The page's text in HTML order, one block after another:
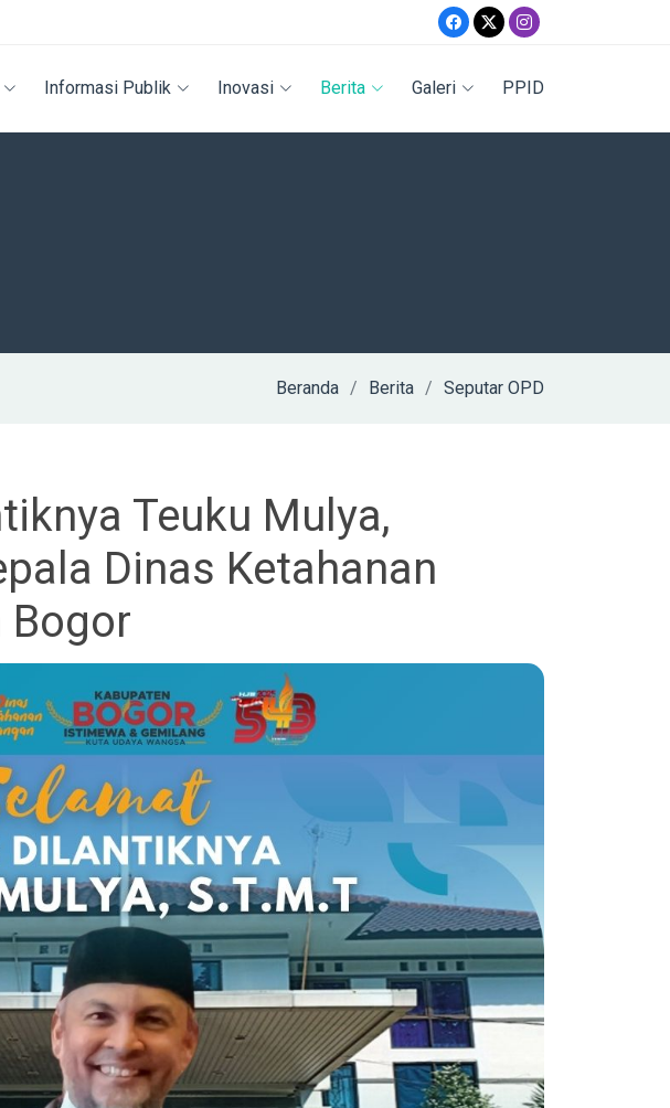
Informasi Publik Inovasi Berita Galeri PPID
Beranda Berita Seputar OPD
Teuku Mulya,
Dinas Ketahanan
Bogor